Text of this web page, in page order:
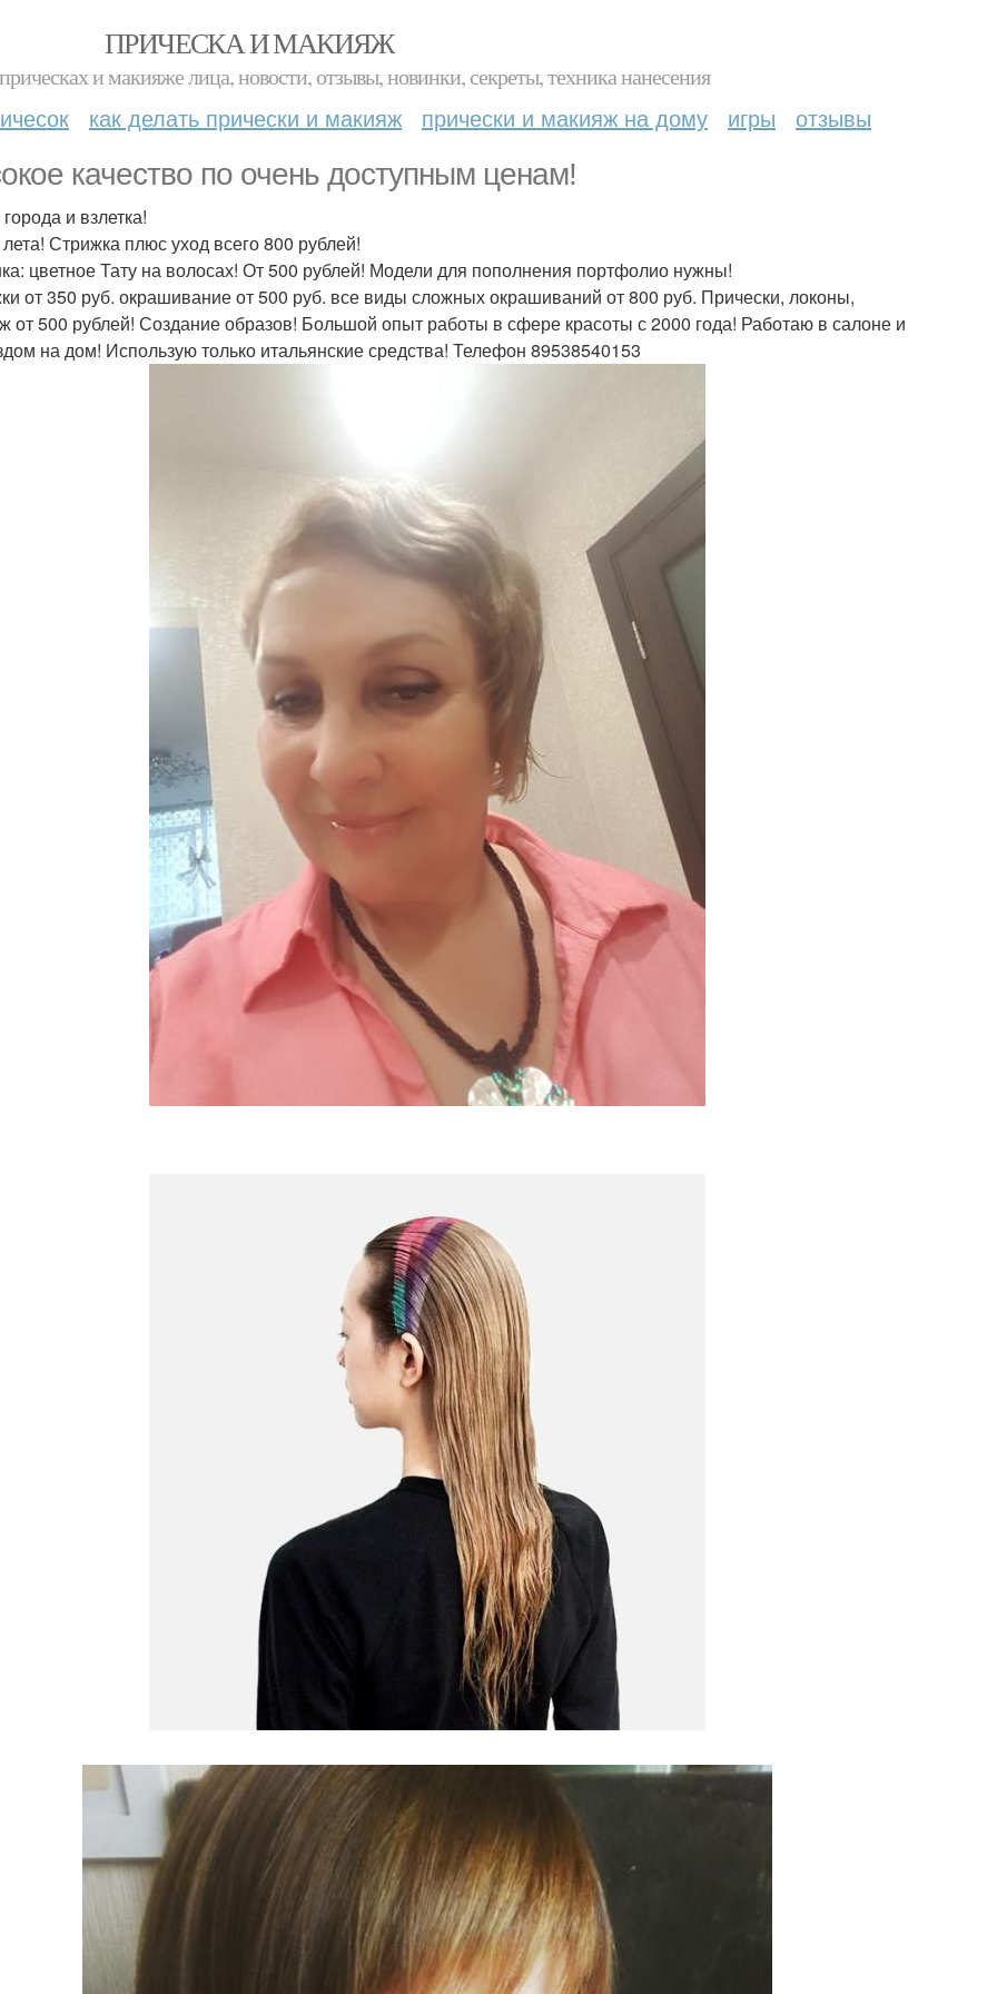
ПРИЧЕСКА И МАКИЯЖ
и макияже лица, новости, отзывы, новинки, секреты, техника нанесения
как делать прически и макияж прически и макияж на дому игры отзывы
качество по очень доступным ценам!
и взлетка!
Стрижка плюс уход всего 800 рублей!
цветное Тату на волосах! От 500 рублей! Модели для пополнения портфолио нужны!
от 350 руб. окрашивание от 500 руб. все виды сложных окрашиваний от 800 руб. Прически, локоны,
от 500 рублей! Создание образов! Большой опыт работы в сфере красоты с 2000 года! Работаю в салоне и
на дом! Использую только итальянские средства! Телефон 89538540153